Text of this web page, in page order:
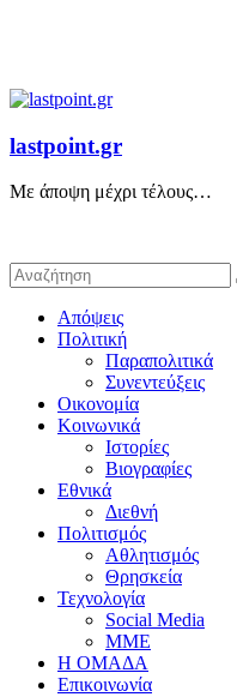
lastpoint.gr
Με άποψη μέχρι τέλους…
Απόψεις
Πολιτική
Παραπολιτικά
Συνεντεύξεις
Οικονομία
Κοινωνικά
Ιστορίες
Βιογραφίες
Εθνικά
Διεθνή
Πολιτισμός
Αθλητισμός
Θρησκεία
Τεχνολογία
Social Media
ΜΜΕ
Η ΟΜΑΔΑ
Επικοινωνία